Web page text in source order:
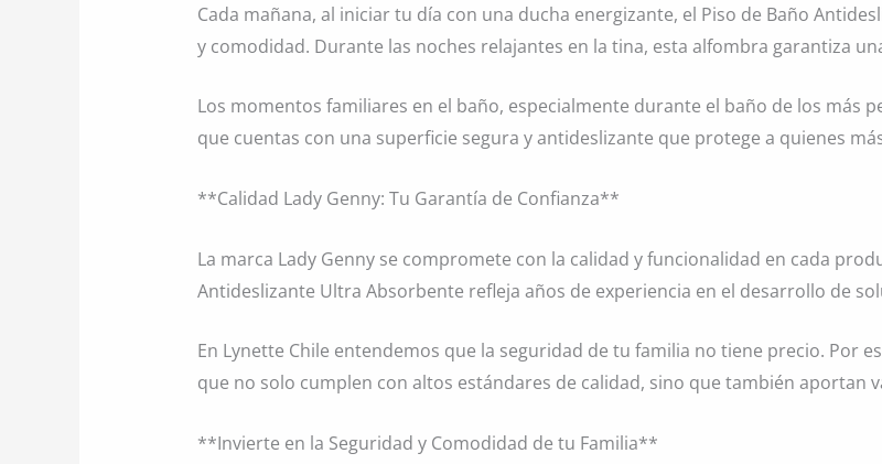
Cada mañana, al iniciar tu día con una ducha energizante, el Piso de Baño
y comodidad. Durante las noches relajantes en la tina, esta alfombra garantiza
Los momentos familiares en el baño, especialmente durante el baño de los más
que cuentas con una superficie segura y antideslizante que protege a quienes
**Calidad Lady Genny: Tu Garantía de Confianza**
La marca Lady Genny se compromete con la calidad y funcionalidad en cada
Antideslizante Ultra Absorbente refleja años de experiencia en el desarrollo de
En Lynette Chile entendemos que la seguridad de tu familia no tiene precio. Por
que no solo cumplen con altos estándares de calidad, sino que también aportan
**Invierte en la Seguridad y Comodidad de tu Familia**